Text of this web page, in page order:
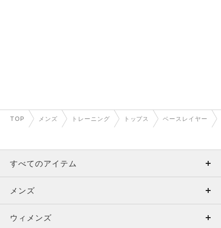
TOP メンズ トレーニング トップス ベースレイヤー
すべてのアイテム
メンズ
ウィメンズ
メンズ
トップス
ウィメンズ